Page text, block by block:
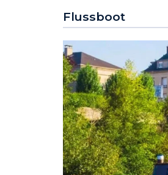
Flussboot